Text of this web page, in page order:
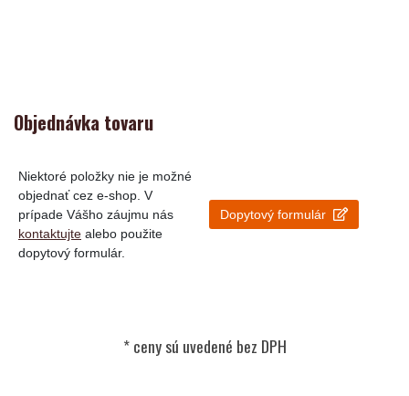
Objednávka tovaru
Niektoré položky nie je možné
objednať cez e-shop. V
prípade Vášho záujmu nás
kontaktujte alebo použite
dopytový formulár.
Dopytový formulár